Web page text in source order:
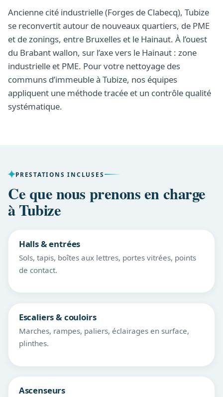
Ancienne cité industrielle (Forges de Clabecq), Tubize
se reconvertit autour de nouveaux quartiers, de PME
et de zonings, entre Bruxelles et le Hainaut. À l’ouest
du Brabant wallon, sur l’axe vers le Hainaut : zone
industrielle et PME. Pour votre nettoyage des
communs d’immeuble à Tubize, nos équipes
appliquent une méthode tracée et un contrôle qualité
systématique.
PRESTATIONS INCLUSES
Ce que nous prenons en charge
à Tubize
Halls & entrées
Sols, tapis, boîtes aux lettres, portes vitrées, points
de contact.
Escaliers & couloirs
Marches, rampes, paliers, éclairages en surface,
plinthes.
Ascenseurs